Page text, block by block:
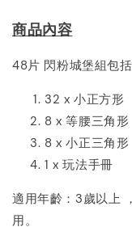
商品內容
48片 閃粉城堡組包括
32 x 小正方形
8 x 等腰三角形
8 x 小正三角形
1 x 玩法手冊
適用年齡：3歲以上
用。